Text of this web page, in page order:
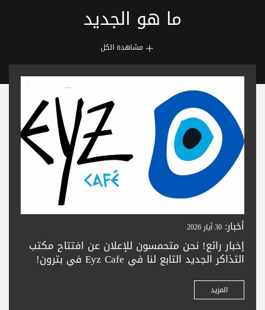
ما هو الجديد
مشاهدة الكل
أخبار: 30 أيار 2026
إخبار رائع! نحن متحمسون للإعلان عن افتتاح مكتب
التذاكر الجديد التابع لنا في Eyz Cafe في بترون!
زورونا لشراء تذاكركم بسهولة في المدينة الجميلة
بترون. تعالوا واستمتعوا بحجز تذاكر سلس —
ونتطلع لخدمتكم
المزيد